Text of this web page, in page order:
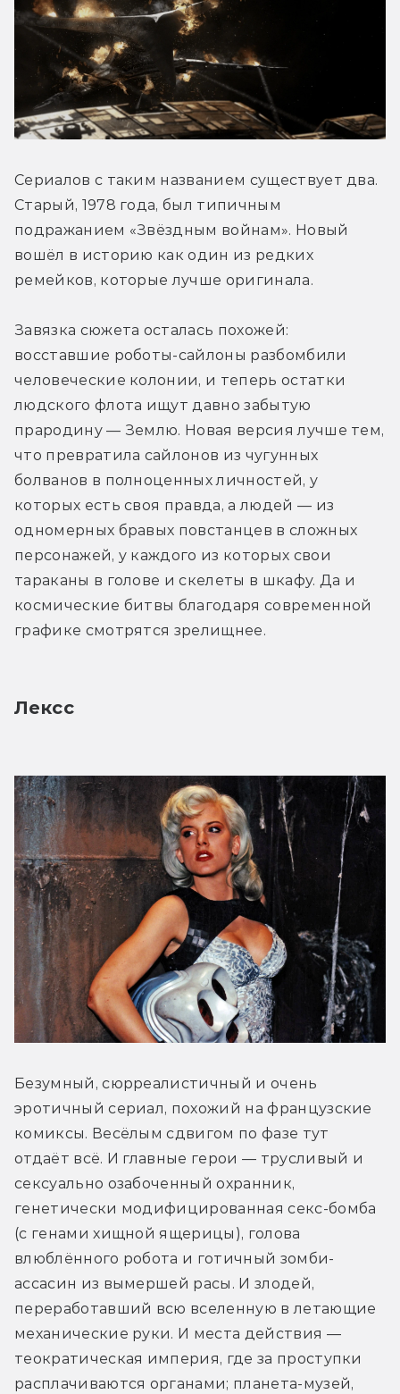
Сериалов с таким названием существует два.
Старый, 1978 года, был типичным
подражанием «Звёздным войнам». Новый
вошёл в историю как один из редких
ремейков, которые лучше оригинала.
Завязка сюжета осталась похожей:
восставшие роботы-сайлоны разбомбили
человеческие колонии, и теперь остатки
людского флота ищут давно забытую
прародину — Землю. Новая версия лучше тем,
что превратила сайлонов из чугунных
болванов в полноценных личностей, у
которых есть своя правда, а людей — из
одномерных бравых повстанцев в сложных
персонажей, у каждого из которых свои
тараканы в голове и скелеты в шкафу. Да и
космические битвы благодаря современной
графике смотрятся зрелищнее.
Лексс
Безумный, сюрреалистичный и очень
эротичный сериал, похожий на французские
комиксы. Весёлым сдвигом по фазе тут
отдаёт всё. И главные герои — трусливый и
сексуально озабоченный охранник,
генетически модифицированная секс-бомба
(с генами хищной ящерицы), голова
влюблённого робота и готичный зомби-
ассасин из вымершей расы. И злодей,
переработавший всю вселенную в летающие
механические руки. И места действия —
теократическая империя, где за проступки
расплачиваются органами; планета-музей,